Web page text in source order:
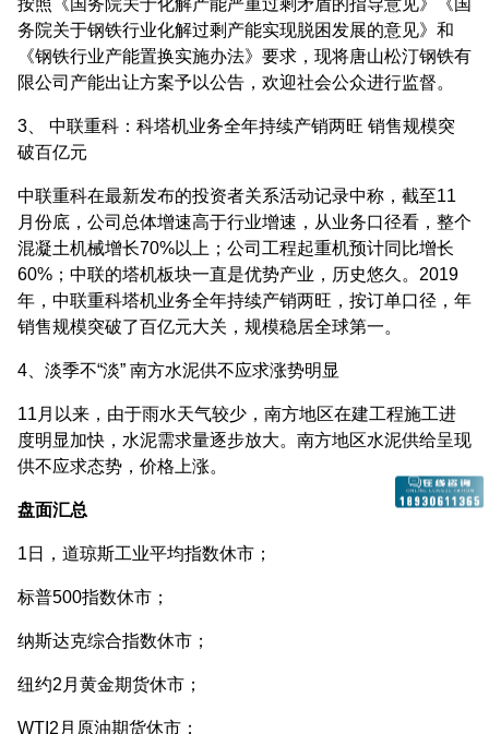
按照《国务院关于化解产能严重过剩矛盾的指导意见》《国
务院关于钢铁行业化解过剩产能实现脱困发展的意见》和
《钢铁行业产能置换实施办法》要求，现将唐山松汀钢铁有
限公司产能出让方案予以公告，欢迎社会公众进行监督。
3、 中联重科：科塔机业务全年持续产销两旺 销售规模突
破百亿元
中联重科在最新发布的投资者关系活动记录中称，截至11
月份底，公司总体增速高于行业增速，从业务口径看，整个
混凝土机械增长70%以上；公司工程起重机预计同比增长
60%；中联的塔机板块一直是优势产业，历史悠久。2019
年，中联重科塔机业务全年持续产销两旺，按订单口径，年
销售规模突破了百亿元大关，规模稳居全球第一。
4、淡季不“淡” 南方水泥供不应求涨势明显
11月以来，由于雨水天气较少，南方地区在建工程施工进
度明显加快，水泥需求量逐步放大。南方地区水泥供给呈现
供不应求态势，价格上涨。
盘面汇总
1日，道琼斯工业平均指数休市；
标普500指数休市；
纳斯达克综合指数休市；
纽约2月黄金期货休市；
WTI2月原油期货休市；